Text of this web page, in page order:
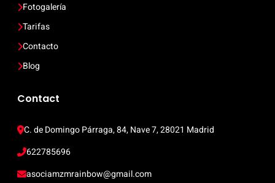
Fotogalería
Tarifas
Contacto
Blog
Contact
C. de Domingo Párraga, 84, Nave 7, 28021 Madrid
622785696
asociamzmrainbow@gmail.com